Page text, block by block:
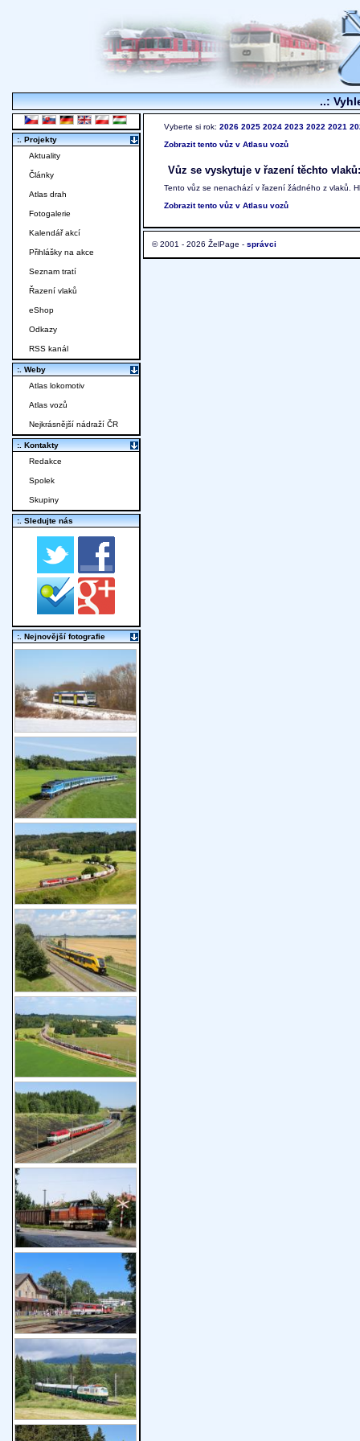
..:
Vyberte si rok: 2026 2025 2024 2023 2022 2021
Zobrazit tento vůz v Atlasu vozů
Vůz se vyskytuje v řazení těchto vlaků:
Tento vůz se nenachází v řazení žádného z vlaků.
Zobrazit tento vůz v Atlasu vozů
© 2001 - 2026 ŽelPage - správci
:. Projekty
Aktuality
Články
Atlas drah
Fotogalerie
Kalendář akcí
Přihlášky na akce
Seznam tratí
Řazení vlaků
eShop
Odkazy
RSS kanál
:. Weby
Atlas lokomotiv
Atlas vozů
Nejkrásnější nádraží ČR
:. Kontakty
Redakce
Spolek
Skupiny
:. Sledujte nás
:. Nejnovější fotografie